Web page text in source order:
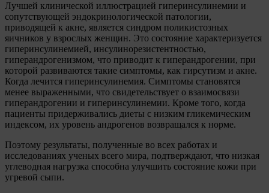
Лучшей клинической иллюстрацией гиперинсулинемии и
сопутствующей эндокринологической патологии,
приводящей к акне, является синдром поликистозных
яичников у взрослых женщин. Это состояние характеризуется
гиперинсулинемией, инсулинорезистентностью,
гиперандрогенизмом, что приводит к гиперандрогении, при
которой развиваются такие симптомы, как гирсутизм и акне.
Когда лечится гиперинсулинемия. Симптомы становятся
менее выраженными, что свидетельствует о взаимосвязи
гиперандрогении и гиперинсулинемии. Кроме того, когда
пациенты придерживались диеты с низким гликемическим
индексом, их уровень андрогенов возвращался к норме.
Поэтому результаты, полученные во всех работах и ​​
исследованиях ученых всего мира, подтверждают, что низкая
углеводная нагрузка способна улучшить состояние кожи при
угревой сыпи.